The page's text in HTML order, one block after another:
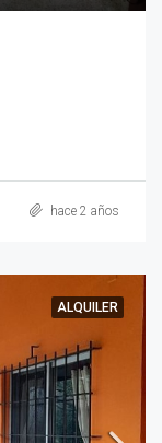
hace 2 años
ALQUILER